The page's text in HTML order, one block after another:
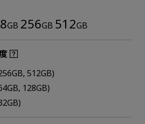
GB 256GB 512GB
512GB)
128GB)